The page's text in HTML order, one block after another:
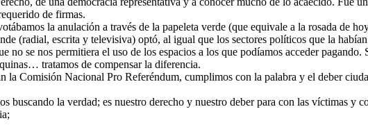
de firmas.
la anulación a través de la papeleta verde (que equivale a la rosada de
(radial, escrita y televisiva) optó, al igual que los sectores políticos que la
no se nos permitiera el uso de los espacios a los que podíamos acceder
tratamos de compensar la diferencia.
Comisión Nacional Pro Referéndum, cumplimos con la palabra y el deber
buscando la verdad; es nuestro derecho y nuestro deber para con las víctimas y